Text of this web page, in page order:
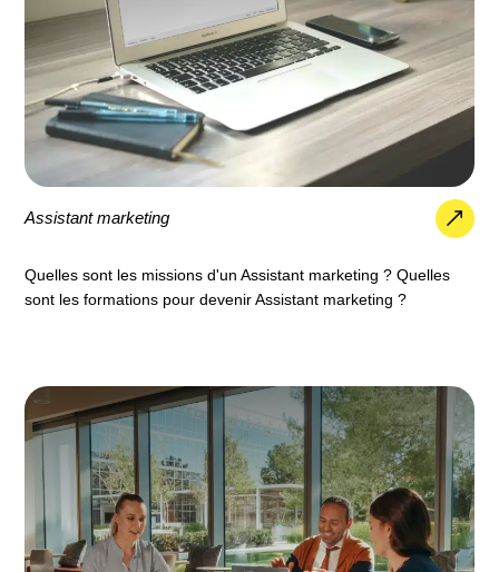
Assistant marketing
Quelles sont les missions d'un Assistant marketing ? Quelles
sont les formations pour devenir Assistant marketing ?